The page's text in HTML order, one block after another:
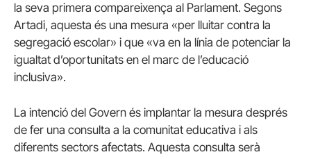
la seva primera compareixença al Parlament. Segons
Artadi, aquesta és una mesura «per lluitar contra la
segregació escolar» i que «va en la línia de potenciar la
igualtat d’oportunitats en el marc de l’educació
inclusiva».
La intenció del Govern és implantar la mesura després
de fer una consulta a la comunitat educativa i als
diferents sectors afectats. Aquesta consulta serà